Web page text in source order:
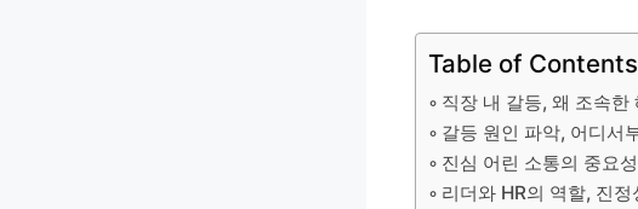
Table of Contents
직장 내 갈등, 왜 조속한
갈등 원인 파악, 어디서
진심 어린 소통의 중요
리더와 HR의 역할, 진